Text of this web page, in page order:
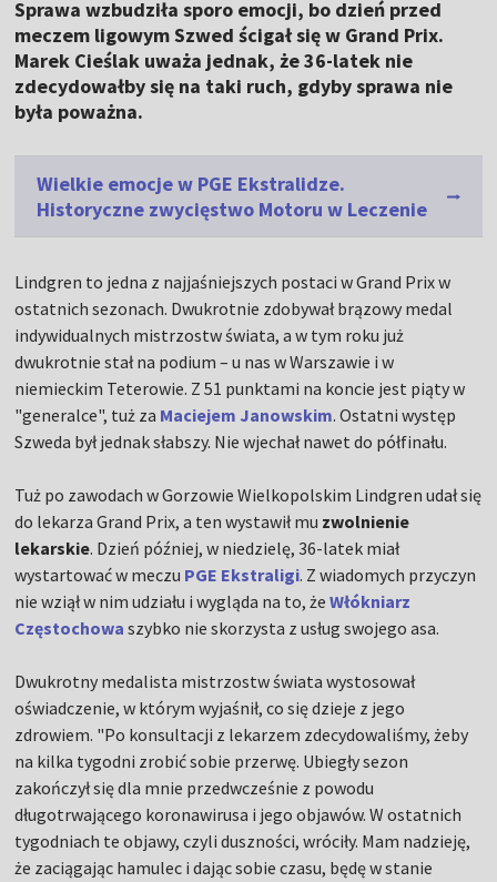
Sprawa wzbudziła sporo emocji, bo dzień przed
meczem ligowym Szwed ścigał się w Grand Prix.
Marek Cieślak uważa jednak, że 36-latek nie
zdecydowałby się na taki ruch, gdyby sprawa nie
była poważna.
Wielkie emocje w PGE Ekstralidze.
Historyczne zwycięstwo Motoru w Leczenie
Lindgren to jedna z najjaśniejszych postaci w Grand Prix w
ostatnich sezonach. Dwukrotnie zdobywał brązowy medal
indywidualnych mistrzostw świata, a w tym roku już
dwukrotnie stał na podium – u nas w Warszawie i w
niemieckim Teterowie. Z 51 punktami na koncie jest piąty w
"generalce", tuż za Maciejem Janowskim. Ostatni występ
Szweda był jednak słabszy. Nie wjechał nawet do półfinału.
Tuż po zawodach w Gorzowie Wielkopolskim Lindgren udał się
do lekarza Grand Prix, a ten wystawił mu zwolnienie
lekarskie. Dzień później, w niedzielę, 36-latek miał
wystartować w meczu PGE Ekstraligi. Z wiadomych przyczyn
nie wziął w nim udziału i wygląda na to, żeWłókniarz
Częstochowa szybko nie skorzysta z usług swojego asa.
Dwukrotny medalista mistrzostw świata wystosował
oświadczenie, w którym wyjaśnił, co się dzieje z jego
zdrowiem. "Po konsultacji z lekarzem zdecydowaliśmy, żeby
na kilka tygodni zrobić sobie przerwę. Ubiegły sezon
zakończył się dla mnie przedwcześnie z powodu
długotrwającego koronawirusa i jego objawów. W ostatnich
tygodniach te objawy, czyli duszności, wróciły. Mam nadzieję,
że zaciągając hamulec i dając sobie czasu, będę w stanie